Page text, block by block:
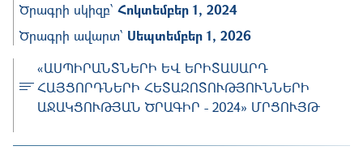
Ծրագրի սկիզբ՝ Հոկտեմբեր 1, 2024
Ծրագրի ավարտ՝ Սեպտեմբեր 1, 2026
«ԱՍՊԻՐԱՆՏՆԵՐԻ ԵՎ ԵՐԻՏԱՍԱՐԴ
ՀԱՅՑՈՐԴՆԵՐԻ ՀԵՏԱԶՈՏՈՒԹՅՈՒՆՆԵՐԻ
ԱՋԱԿՑՈՒԹՅԱՆ ԾՐԱԳԻՐ - 2024» ՄՐՑՈՒՅԹ